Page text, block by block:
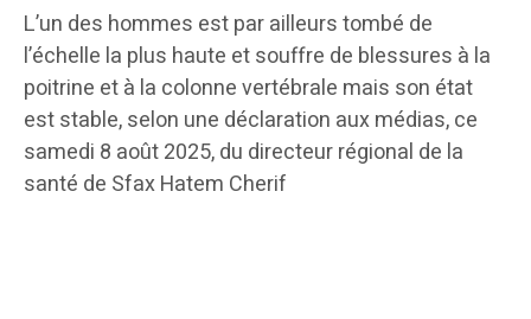
L’un des hommes est par ailleurs tombé de
l’échelle la plus haute et souffre de blessures à la
poitrine et à la colonne vertébrale mais son état
est stable, selon une déclaration aux médias, ce
samedi 8 août 2025, du directeur régional de la
santé de Sfax Hatem Cherif